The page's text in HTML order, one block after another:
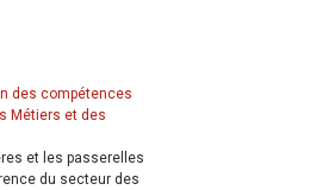
des compétences
Métiers et des
et les passerelles
du secteur des